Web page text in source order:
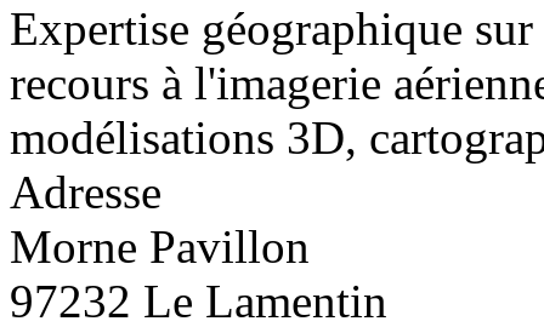
Expertise géographique
recours à l'imagerie
modélisations 3D,
Adresse
Morne Pavillon
97232 Le Lamentin